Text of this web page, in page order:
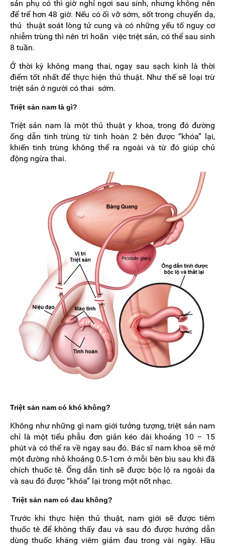
sản phụ có thì giờ nghỉ ngơi sau sinh, nhưng không nên
để trể hơn 48 giờ. Nếu có ối vỡ sớm, sốt trong chuyển dạ,
thủ thuật soát lòng tử cung và có những yếu tố nguy cơ
nhiễm trùng thì nên trì hoãn việc triệt sản, có thể sau sinh
8 tuần.
Ở thời kỳ không mang thai, ngay sau sạch kinh là thời
điểm tốt nhất để thực hiện thủ thuật. Như thế sẽ loại trừ
triệt sản ở người có thai sớm.
Triệt sản nam là gì?
Triệt sản nam là một thủ thuật y khoa, trong đó đường
ống dẫn tinh trùng từ tinh hoàn 2 bên được “khóa” lại,
khiến tinh trùng không thể ra ngoài và từ đó giúp chủ
động ngừa thai.
Triệt sản nam có khó không?
Không như những gì nam giới tưởng tượng, triệt sản nam
chỉ là một tiểu phẫu đơn giản kéo dài khoảng 10 – 15
phút và có thể ra về ngay sau đó. Bác sĩ nam khoa sẽ mở
một đường nhỏ khoảng 0.5-1cm ở mỗi bên bìu sau khi đã
chích thuốc tê. Ống dẫn tinh sẽ được bộc lộ ra ngoài da
và sau đó được “khóa” lại trong một nốt nhạc.
Triệt sản nam có đau không?
Trước khi thực hiện thủ thuật, nam giới sẽ được tiêm
thuốc tê để không thấy đau và sau đó được hướng dẫn
dùng thuốc kháng viêm giảm đau trong vài ngày. Hầu